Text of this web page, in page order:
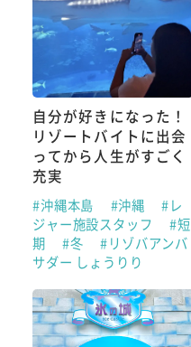
自分が好きになった！
リゾートバイトに出会
ってから人生がすごく
充実
#沖縄本島 #沖縄
#レ
ジャー施設スタッフ
#短
期
#冬
#リゾバアンバ
サダー しょうりり